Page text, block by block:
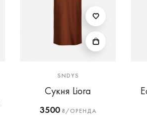
SNDYS
Сукня Liora
3500₴/ОРЕНДА